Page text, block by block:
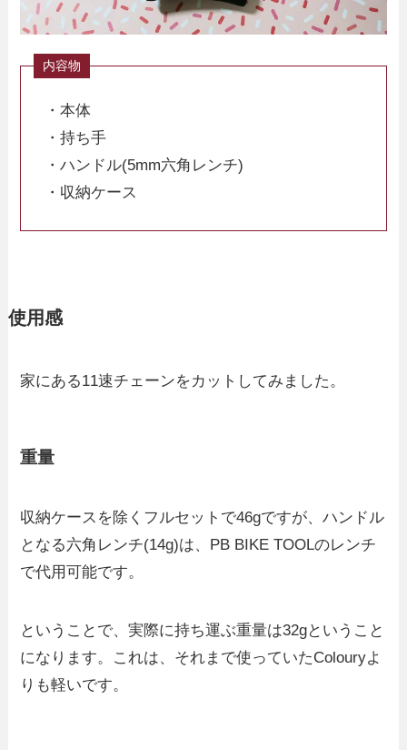
・本体
・持ち手
・ハンドル(5mm六角レンチ)
・収納ケース
使用感
家にある11速チェーンをカットしてみました。
重量
収納ケースを除くフルセットで46gですが、ハンドル
となる六角レンチ(14g)は、PB BIKE TOOLのレンチ
で代用可能です。
ということで、実際に持ち運ぶ重量は32gということ
になります。これは、それまで使っていたColouryよ
りも軽いです。